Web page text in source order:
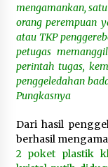
mengamankan,
orang perempuan
atau TKP
petugas
perintah tugas,
penggeledahan
Pungkasnya
Dari hasil
berhasil
2 poket plastik